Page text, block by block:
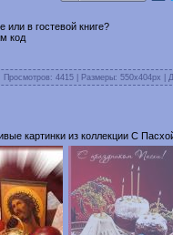
или в гостевой книге?
код
Просмотров: 4415 | Размеры: 550x404px |
картинки из коллекции С